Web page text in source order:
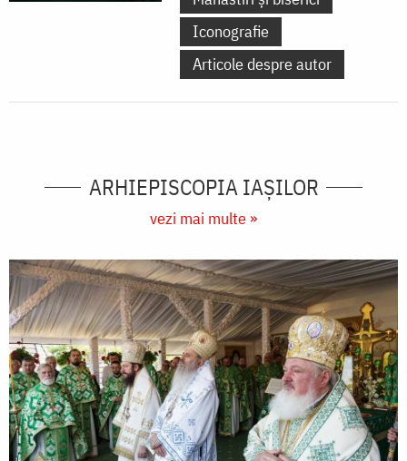
Iconografie
Articole despre autor
ARHIEPISCOPIA IAŞILOR
vezi mai multe »